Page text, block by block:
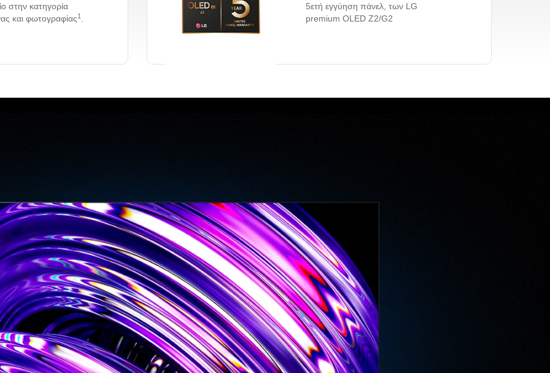
στην κατηγορία
και φωτογραφίας1
5ετή εγγύηση πάνελ, των LG
premium OLED Z2/G2